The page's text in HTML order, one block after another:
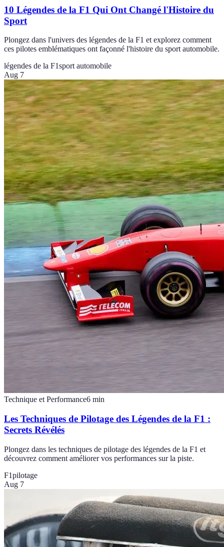
10 Légendes de la F1 Qui Ont Changé l'Histoire du
Sport
Plongez dans l'univers des légendes de la F1 et explorez comment
ces pilotes emblématiques ont façonné l'histoire du sport automobile.
légendes de la F1sport automobile
Aug 7
Technique et Performance6 min
Les Techniques de Pilotage des Légendes de la F1 :
Secrets Révélés
Plongez dans les techniques de pilotage des légendes de la F1 et
découvrez comment améliorer vos performances sur la piste.
F1pilotage
Aug 7